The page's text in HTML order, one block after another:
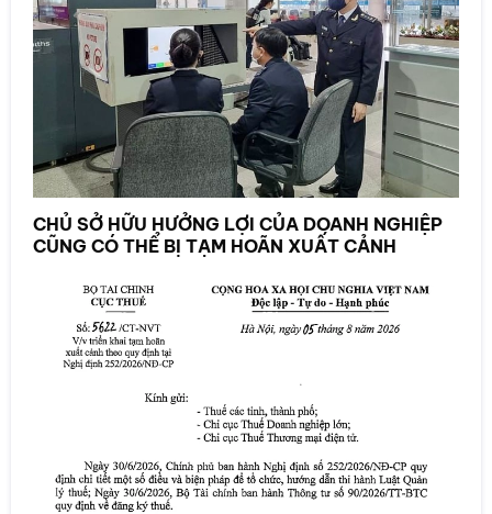
CHỦ SỞ HỮU HƯỞNG LỢI CỦA DOANH NGHIỆP
CŨNG CÓ THỂ BỊ TẠM HOÃN XUẤT CẢNH